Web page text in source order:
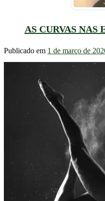
AS CURVAS NAS
Publicado em 1 de março de